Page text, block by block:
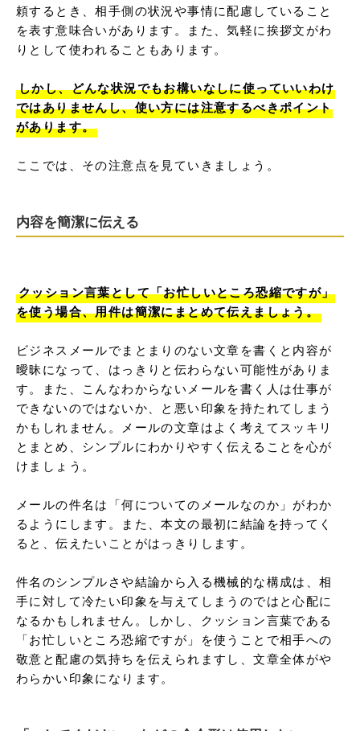
頼するとき、相手側の状況や事情に配慮していること
を表す意味合いがあります。また、気軽に挨拶文がわ
りとして使われることもあります。
しかし、どんな状況でもお構いなしに使っていいわけ
ではありませんし、使い方には注意するべきポイント
があります。
ここでは、その注意点を見ていきましょう。
内容を簡潔に伝える
クッション言葉として「お忙しいところ恐縮ですが」
を使う場合、用件は簡潔にまとめて伝えましょう。
ビジネスメールでまとまりのない文章を書くと内容が
曖昧になって、はっきりと伝わらない可能性がありま
す。また、こんなわからないメールを書く人は仕事が
できないのではないか、と悪い印象を持たれてしまう
かもしれません。メールの文章はよく考えてスッキリ
とまとめ、シンプルにわかりやすく伝えることを心が
けましょう。
メールの件名は「何についてのメールなのか」がわか
るようにします。また、本文の最初に結論を持ってく
ると、伝えたいことがはっきりします。
件名のシンプルさや結論から入る機械的な構成は、相
手に対して冷たい印象を与えてしまうのではと心配に
なるかもしれません。しかし、クッション言葉である
「お忙しいところ恐縮ですが」を使うことで相手への
敬意と配慮の気持ちを伝えられますし、文章全体がや
わらかい印象になります。